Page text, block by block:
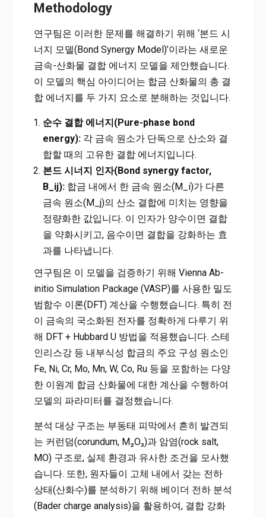
Methodology
연구팀은 이러한 문제를 해결하기 위해 ‘본드 시
너지 모델(Bond Synergy Model)’이라는 새로운
금속-산화물 결합 에너지 모델을 제안했습니다.
이 모델의 핵심 아이디어는 합금 산화물의 총 결
합 에너지를 두 가지 요소로 분해하는 것입니다.
순수 결합 에너지(Pure-phase bond
energy):각 금속 원소가 단독으로 산소와 결
합할 때의 고유한 결합 에너지입니다.
본드 시너지 인자(Bond synergy factor,
B_ij):합금 내에서 한 금속 원소(M_i)가 다른
금속 원소(M_j)의 산소 결합에 미치는 영향을
정량화한 값입니다. 이 인자가 양수이면 결합
을 약화시키고, 음수이면 결합을 강화하는 효
과를 나타냅니다.
연구팀은 이 모델을 검증하기 위해 Vienna Ab-
initio Simulation Package (VASP)를 사용한 밀도
범함수 이론(DFT) 계산을 수행했습니다. 특히 전
이 금속의 국소화된 전자를 정확하게 다루기 위
해 DFT + Hubbard U 방법을 적용했습니다. 스테
인리스강 등 내부식성 합금의 주요 구성 원소인
Fe, Ni, Cr, Mo, Mn, W, Co, Ru 등을 포함하는 다양
한 이원계 합금 산화물에 대한 계산을 수행하여
모델의 파라미터를 결정했습니다.
분석 대상 구조는 부동태 피막에서 흔히 발견되
는 커런덤(corundum, M₂O₃)과 암염(rock salt,
MO) 구조로, 실제 환경과 유사한 조건을 모사했
습니다. 또한, 원자들이 고체 내에서 갖는 전하
상태(산화수)를 분석하기 위해 베이더 전하 분석
(Bader charge analysis)을 활용하여, 결합 강화